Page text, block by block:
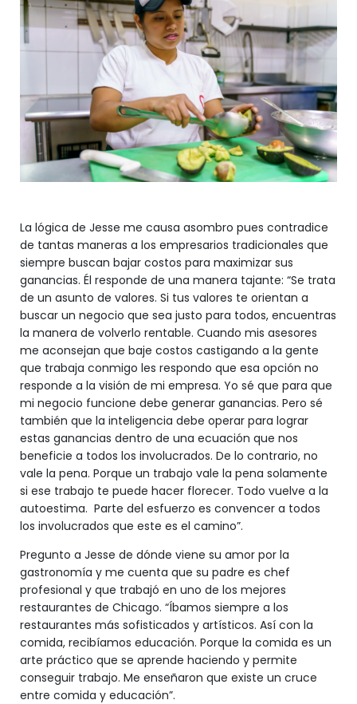
La lógica de Jesse me causa asombro pues contradice
de tantas maneras a los empresarios tradicionales que
siempre buscan bajar costos para maximizar sus
ganancias. Él responde de una manera tajante: “Se trata
de un asunto de valores. Si tus valores te orientan a
buscar un negocio que sea justo para todos, encuentras
la manera de volverlo rentable. Cuando mis asesores
me aconsejan que baje costos castigando a la gente
que trabaja conmigo les respondo que esa opción no
responde a la visión de mi empresa. Yo sé que para que
mi negocio funcione debe generar ganancias. Pero sé
también que la inteligencia debe operar para lograr
estas ganancias dentro de una ecuación que nos
beneficie a todos los involucrados. De lo contrario, no
vale la pena. Porque un trabajo vale la pena solamente
si ese trabajo te puede hacer florecer. Todo vuelve a la
autoestima. Parte del esfuerzo es convencer a todos
los involucrados que este es el camino”.
Pregunto a Jesse de dónde viene su amor por la
gastronomía y me cuenta que su padre es chef
profesional y que trabajó en uno de los mejores
restaurantes de Chicago. “Íbamos siempre a los
restaurantes más sofisticados y artísticos. Así con la
comida, recibíamos educación. Porque la comida es un
arte práctico que se aprende haciendo y permite
conseguir trabajo. Me enseñaron que existe un cruce
entre comida y educación”.